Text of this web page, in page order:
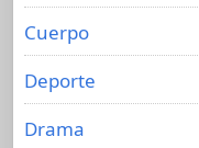
Cuerpo
Deporte
Drama